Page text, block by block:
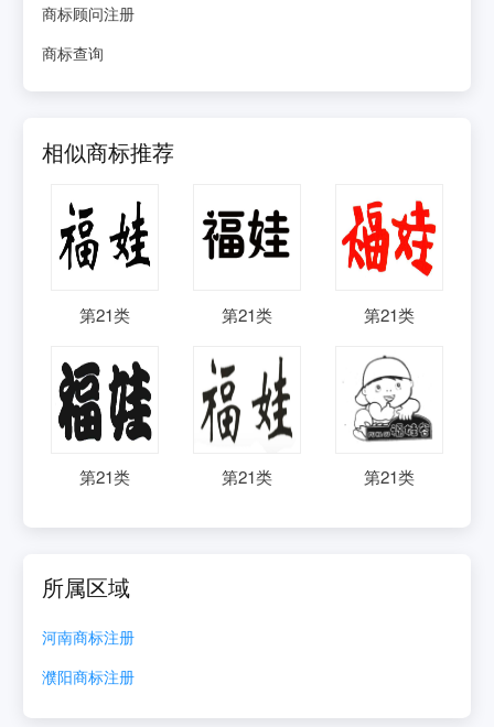
商标顾问注册
商标查询
相似商标推荐
第21类 第21类 第21类
第21类 第21类 第21类
所属区域
河南商标注册
濮阳商标注册